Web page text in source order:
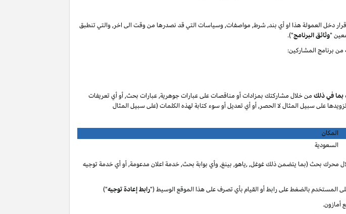
دخل العمولة هذا او أي بند, شرط, مواصفات, وسياسات التي قد نصدرها من وقت الى اخر, والتي تنطبق
"وثائق البرنامج").
من برنامج المشاركين:
بما في ذلك من خلال مشاركتك بمزادات أو مناقصات على عبارات جوهرية, عبارات بحث, أو أي تعريفات
على سبيل المثال لا الحصر, أو أي تعديل أو سوء كتابة لهذه الكلمات (على سبيل المثال
المكان
السعودية
محرك بحث (بما يتضمن ذلك غوغل, ,ياهو, بينغ, وأي بوابة بحث, خدمة اعلان مدعومة, أو أي خدمة توجيه
بالضغط على رابط أو القيام بأي تصرف على هذا الموقع الوسيط ("رابط إعادة توجيه")
أمازون.